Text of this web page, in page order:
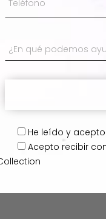
He leído y
Acepto recibir